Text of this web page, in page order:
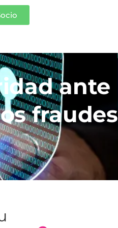
ante
fraudes